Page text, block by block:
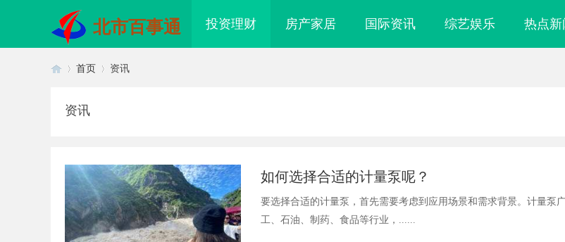
北市百事通 投资理财 房产家居 国际资讯 综艺娱乐 热点新
首页 资讯
资讯
如何选择合适的计量泵呢？
要选择合适的计量泵，首先需要考虑到应用场景和需求背景。计量泵
工、石油、制药、食品等行业，......